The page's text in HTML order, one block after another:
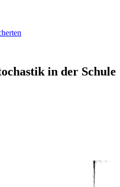
in der Schule